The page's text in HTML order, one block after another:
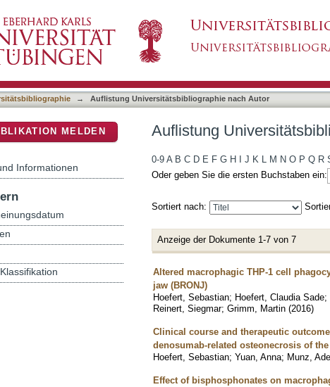
→ Auflistung Universitätsbibliographie nach Autor
Auflistung
0-9 A B C D E F G H J K L M N O P Q R
Oder geben Sie die ersten Buchstaben ein:
Sortiert nach:
Anzeige der Dokumente 1-7 von 7
Altered macrophagic THP-1 cell
jaw (BRONJ)
Hoefert, Sebastian; Hoefert, Claudia Sade;
Reinert, Siegmar; Grimm, Martin (2016)
Clinical course and therapeutic
denosumab-related osteonecrosis of the
Hoefert, Sebastian; Yuan, Anna; Munz,
Effect of bisphosphonates on
MELDEN
Informationen